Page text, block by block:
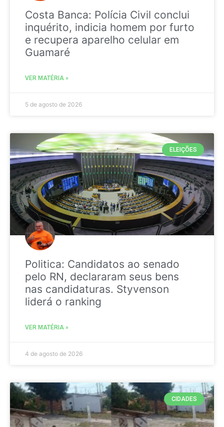
Costa Banca: Polícia Civil conclui
inquérito, indicia homem por furto
e recupera aparelho celular em
Guamaré
VER MATÉRIA »
5 de agosto de 2026
ELEIÇÕES
Politica: Candidatos ao senado
pelo RN, declararam seus bens
nas candidaturas. Styvenson
liderá o ranking
VER MATÉRIA »
4 de agosto de 2026
CIDADES